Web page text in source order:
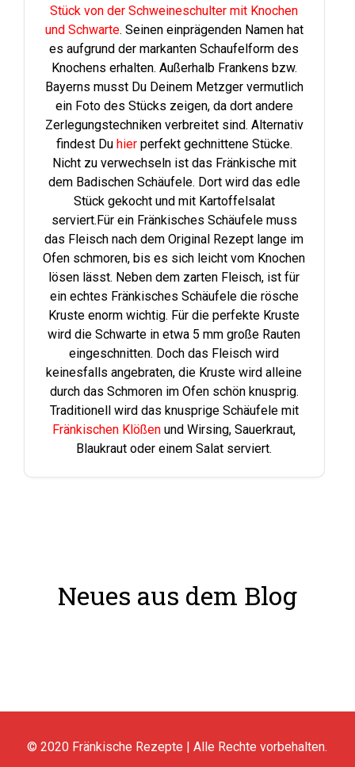
Stück von der Schweineschulter mit Knochen
und Schwarte. Seinen einprägenden Namen hat
es aufgrund der markanten Schaufelform des
Knochens erhalten. Außerhalb Frankens bzw.
Bayerns musst Du Deinem Metzger vermutlich
ein Foto des Stücks zeigen, da dort andere
Zerlegungstechniken verbreitet sind. Alternativ
findest Du hierperfekt gechnittene Stücke.
Nicht zu verwechseln ist das Fränkische mit
dem Badischen Schäufele. Dort wird das edle
Stück gekocht und mit Kartoffelsalat
serviert.Für ein Fränkisches Schäufele muss
das Fleisch nach dem Original Rezept lange im
Ofen schmoren, bis es sich leicht vom Knochen
lösen lässt. Neben dem zarten Fleisch, ist für
ein echtes Fränkisches Schäufele die rösche
Kruste enorm wichtig. Für die perfekte Kruste
wird die Schwarte in etwa 5 mm große Rauten
eingeschnitten. Doch das Fleisch wird
keinesfalls angebraten, die Kruste wird alleine
durch das Schmoren im Ofen schön knusprig.
Traditionell wird das knusprige Schäufele mit
Fränkischen Klößen und Wirsing, Sauerkraut,
Blaukraut oder einem Salat serviert.
Neues aus dem Blog
© 2020 Fränkische Rezepte | Alle Rechte vorbehalten.